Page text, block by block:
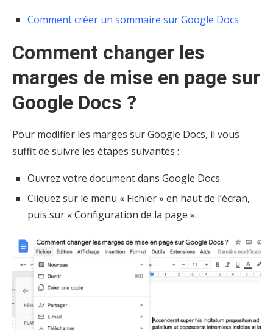
Comment créer un sommaire sur Google Docs
Comment changer les
marges de mise en page sur
Google Docs ?
Pour modifier les marges sur Google Docs, il vous
suffit de suivre les étapes suivantes :
Ouvrez votre document dans Google Docs.
Cliquez sur le menu « Fichier » en haut de l’écran,
puis sur « Configuration de la page ».